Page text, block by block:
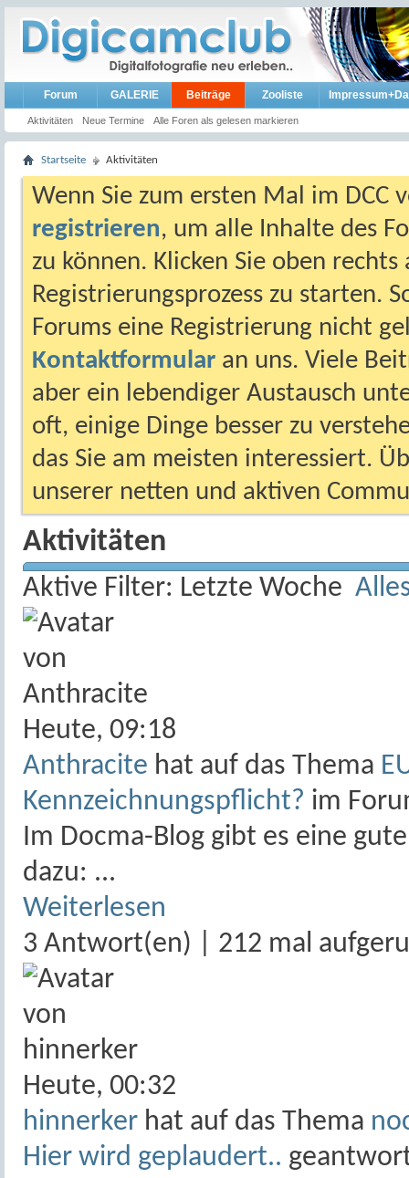
Forum GALERIE Beiträge
Aktivitäten Neue Termine Alle Foren als gelesen markieren
Zooliste
Startseite Aktivitäten
Wenn Sie zum ersten Mal im DCC
registrieren, um alle Inhalte des
zu können. Klicken Sie oben
Registrierungsprozess zu starten.
Forums eine Registrierung nicht
Kontaktformular an uns. Viele
aber ein lebendiger Austausch
oft, einige Dinge besser zu
das Sie am meisten interessiert.
unserer netten und aktiven
Aktivitäten
Aktive Filter: Letzte Woche
Heute, 09:18
Anthracite hat auf das Thema
Kennzeichnungspflicht? im
Im Docma-Blog gibt es eine
dazu: ...
Weiterlesen
3 Antwort(en) | 212 mal
Heute, 00:32
hinnerker hat auf das Thema
Hier wird geplaudert..